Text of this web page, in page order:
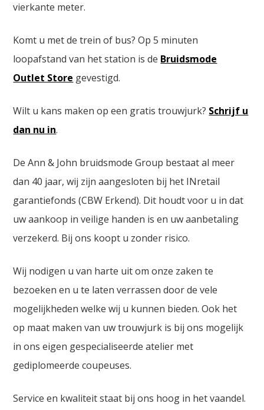
vierkante meter.
Komt u met de trein of bus? Op 5 minuten
loopafstand van het station is de Bruidsmode
Outlet Store gevestigd.
Wilt u kans maken op een gratis trouwjurk? Schrijf u
dan nu in.
De Ann & John bruidsmode Group bestaat al meer
dan 40 jaar, wij zijn aangesloten bij het INretail
garantiefonds (CBW Erkend). Dit houdt voor u in dat
uw aankoop in veilige handen is en uw aanbetaling
verzekerd. Bij ons koopt u zonder risico.
Wij nodigen u van harte uit om onze zaken te
bezoeken en u te laten verrassen door de vele
mogelijkheden welke wij u kunnen bieden. Ook het
op maat maken van uw trouwjurk is bij ons mogelijk
in ons eigen gespecialiseerde atelier met
gediplomeerde coupeuses.
Service en kwaliteit staat bij ons hoog in het vaandel.